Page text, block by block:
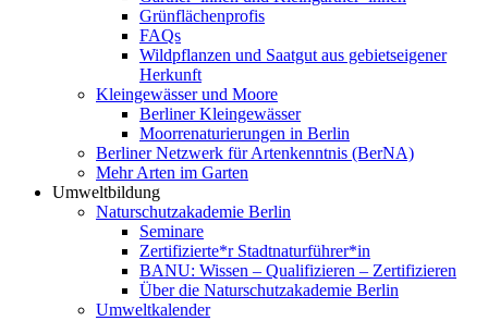
Grünflächenprofis
FAQs
Wildpflanzen und Saatgut aus gebietseigener
Herkunft
Kleingewässer und Moore
Berliner Kleingewässer
Moorrenaturierungen in Berlin
Berliner Netzwerk für Artenkenntnis (BerNA)
Mehr Arten im Garten
Umweltbildung
Naturschutzakademie Berlin
Seminare
Zertifizierte*r Stadtnaturführer*in
BANU: Wissen – Qualifizieren – Zertifizieren
Über die Naturschutzakademie Berlin
Umweltkalender